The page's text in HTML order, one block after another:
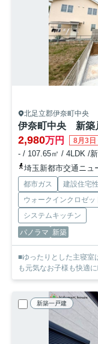
北足立郡伊奈町中央
2,980万円 8月3日
- / 107.65㎡ / 4LDK /
埼玉新都市交通ニュ
都市ガス 建設住宅
ウォークインクロゼッ
システムキッチン
パノラマ 新築
■ゆったりとした主寝室
も元気なお子様も快適
新築一戸建